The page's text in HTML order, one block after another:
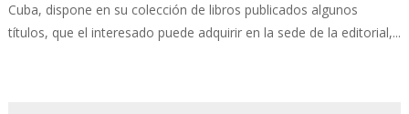
Cuba, dispone en su colección de libros publicados algunos
títulos, que el interesado puede adquirir en la sede de la editorial,...